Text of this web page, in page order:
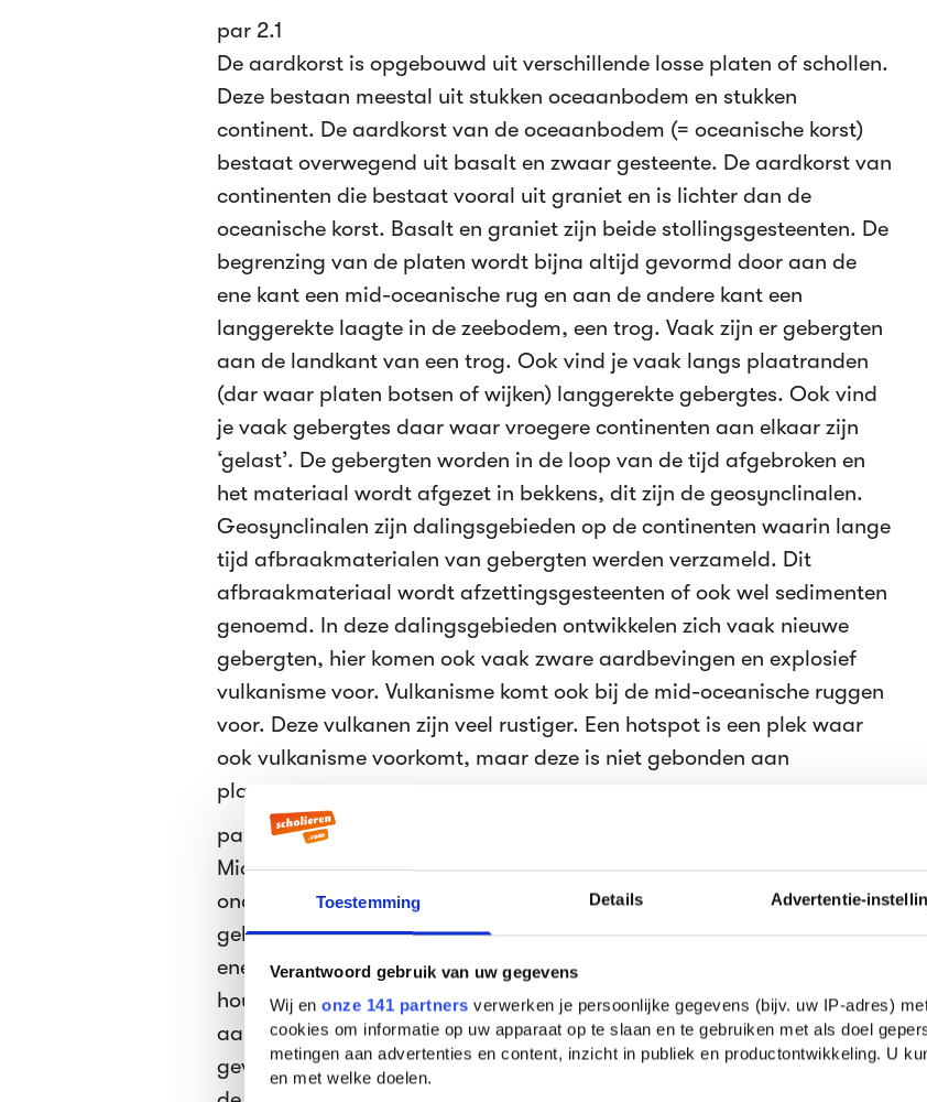
Toestemming Details Advertentie-
Verantwoord gebruik van uw gegevens
Wij en onze 141 partners verwerken je persoonlijke gegevens (bijv. uw IP-adres)
cookies om informatie op uw apparaat op te slaan en te gebruiken met als doel
metingen aan advertenties en content, inzicht in publiek en productontwikkeling. U
en met welke doelen.
par 2.1
De aardkorst is opgebouwd uit verschillende losse platen of schollen.
Deze bestaan meestal uit stukken oceaanbodem en stukken
continent. De aardkorst van de oceaanbodem (= oceanische korst)
bestaat overwegend uit basalt en zwaar gesteente. De aardkorst van
continenten die bestaat vooral uit graniet en is lichter dan de
oceanische korst. Basalt en graniet zijn beide stollingsgesteenten. De
begrenzing van de platen wordt bijna altijd gevormd door aan de
ene kant een mid-oceanische rug en aan de andere kant een
langgerekte laagte in de zeebodem, een trog. Vaak zijn er gebergten
aan de landkant van een trog. Ook vind je vaak langs plaatranden
(dar waar platen botsen of wijken) langgerekte gebergtes. Ook vind
je vaak gebergtes daar waar vroegere continenten aan elkaar zijn
‘gelast’. De gebergten worden in de loop van de tijd afgebroken en
het materiaal wordt afgezet in bekkens, dit zijn de geosynclinalen.
Geosynclinalen zijn dalingsgebieden op de continenten waarin lange
tijd afbraakmaterialen van gebergten werden verzameld. Dit
afbraakmateriaal wordt afzettingsgesteenten of ook wel sedimenten
genoemd. In deze dalingsgebieden ontwikkelen zich vaak nieuwe
gebergten, hier komen ook vaak zware aardbevingen en explosief
vulkanisme voor. Vulkanisme komt ook bij de mid-oceanische ruggen
voor. Deze vulkanen zijn veel rustiger. Een hotspot is een plek waar
ook vulkanisme voorkomt, maar deze is niet gebonden aan
plaatgrenzen.
par 2.2
Mid-oceanische ruggen komen voor daar waar heet gesteente van
onder de aardmantel omhoog komt. Deze onder de aardkorst
gelegen stroming van gesteente heet een convectiestroom. De
energie die ervoor nodig is om deze stromingen in beweging te
houden, komt vrij bij afbraak van radioactief materiaal in de
aardkorst. Op de mid-oceanische rug wordt ook nieuwe aardkorst
gevormd. In subductiezones verdwijnt aardkorst, dit is bij troggen,